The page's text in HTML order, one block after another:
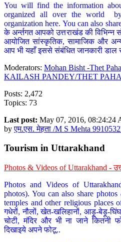
You will find the information
organized all over the world by
organization here. You can also
के अर्न्तगत आपको उत्तराखंड की विभिन्न
आयोजित सांस्कृतिक, सामाजिक और अन्य
आप भी यहाँ इससे संबंधित जानकारी
Moderators: Mohan Bisht -Thet
KAILASH PANDEY/THET
Posts: 2,472
Topics: 73
Last post: May 07, 2016, 08:24:24
byएम.एस. मेहता /M S Mehta
Tourism in Uttarakhand
Photos & Videos of Uttarakhand -
Photos and Videos of
photos). You can also share
temples and other religious places
गधेरों, नौलों, खेत-खलिहानों, आड़ू-बेड़ू-
चोटी, मंदिर और भी ना जाने
दिखाइये अपने फोटू..